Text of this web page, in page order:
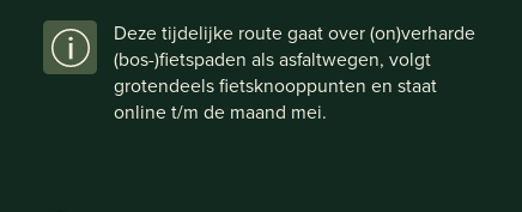
Deze tijdelijke route gaat over (on)verharde
(bos-)fietspaden als asfaltwegen, volgt
grotendeels fietsknooppunten en staat
online t/m de maand mei.